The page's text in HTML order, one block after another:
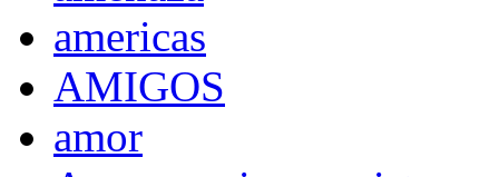
americas
AMIGOS
amor